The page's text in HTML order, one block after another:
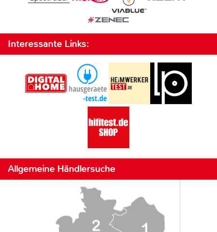
Interessante Links:
Allgemeine Händlersuche